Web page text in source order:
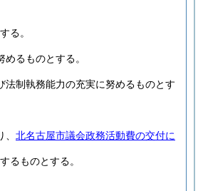
る。
るものとする。
制執務能力の充実に努めるものとす
北名古屋市議会政務活動費の交付に
るものとする。